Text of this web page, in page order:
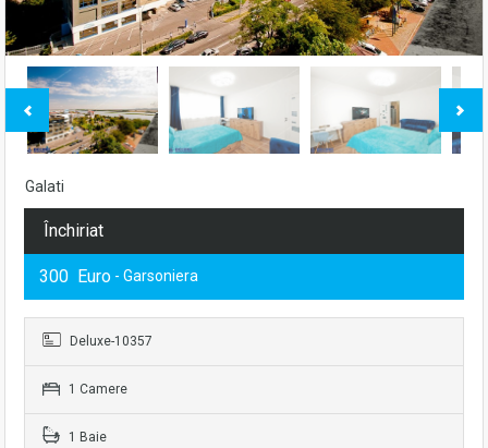
Galati
Închiriat
300 Euro - Garsoniera
Deluxe-10357
1 Camere
1 Baie